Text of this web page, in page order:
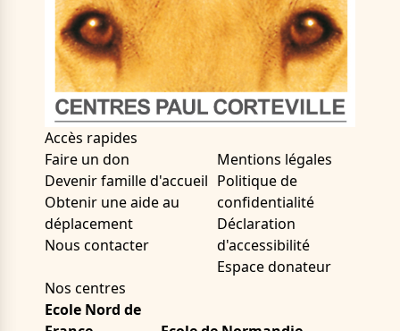
Accès rapides
Faire un don
Devenir famille d'accueil
Obtenir une aide au
déplacement
Nous contacter
Mentions légales
Politique de
confidentialité
Déclaration
d'accessibilité
Espace donateur
Nos centres
Ecole Nord de